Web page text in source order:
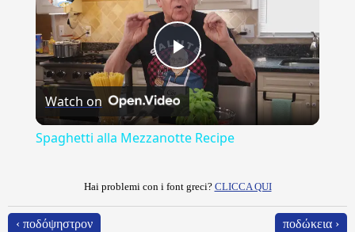
Play
Video
Watch on
Spaghetti alla Mezzanotte Recipe
Hai problemi con i font greci? CLICCA QUI
‹ ποδόψηστρον ποδώκεια ›